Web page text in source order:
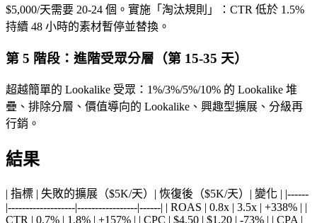
$5,000/天需要 20-24 個。實施「淘汰規則」：CTR 低於 1.5%
持續 48 小時的素材暫停並替換。
第 5 階段：進階受眾分層（第 15-35 天）
超越簡單的 Lookalike 受眾：1%/3%/5%/10% 的 Lookalike 堆
疊、排除分層、價值導向的 Lookalike、興趣型擴展、分級再
行銷。
結果
| 指標 | 失敗的擴展（$5K/天）| 恢復後（$5K/天）| 變化 | |------
|-------------------|-----------------|------| | ROAS | 0.8x | 3.5x | +338% | |
CTR | 0.7% | 1.8% | +157% | | CPC | $4.50 | $1.20 | -73% | | CPA |